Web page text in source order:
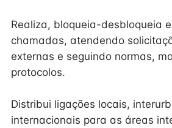
Realiza, bloqueia-desbloqueia
chamadas, atendendo
externas e seguindo normas,
protocolos.
Distribui ligações locais,
internacionais para as áreas